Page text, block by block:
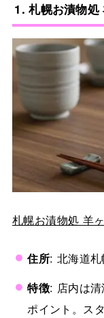
1. 札幌お漬物処
札幌お漬物処 羊
住所: 北海道
特徴: 店内は
ポイント。ス